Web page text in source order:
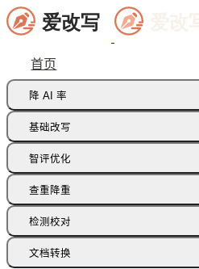
首页
降 AI 率
痕迹橡皮擦
多语种降痕
基础改写
同义词替换
智评优化
批注智改
查重降重
论文降重
检测校对
AI 文本检测(中文)
文档转换